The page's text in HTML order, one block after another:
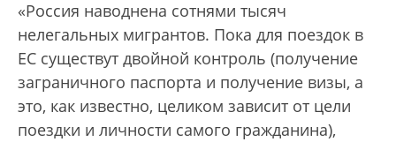
«Россия наводнена сотнями тысяч
нелегальных мигрантов. Пока для поездок в
ЕС существут двойной контроль (получение
заграничного паспорта и получение визы, а
это, как известно, целиком зависит от цели
поездки и личности самого гражданина),